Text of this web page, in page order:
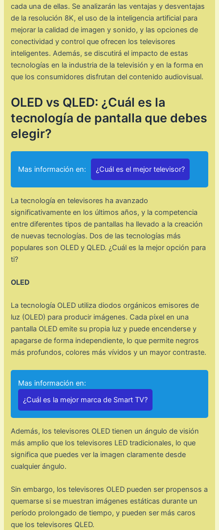
cada una de ellas. Se analizarán las ventajas y desventajas
de la resolución 8K, el uso de la inteligencia artificial para
mejorar la calidad de imagen y sonido, y las opciones de
conectividad y control que ofrecen los televisores
inteligentes. Además, se discutirá el impacto de estas
tecnologías en la industria de la televisión y en la forma en
que los consumidores disfrutan del contenido audiovisual.
OLED vs QLED: ¿Cuál es la
tecnología de pantalla que debes
elegir?
Mas información en: ¿Cuál es el mejor televisor?
La tecnología en televisores ha avanzado
significativamente en los últimos años, y la competencia
entre diferentes tipos de pantallas ha llevado a la creación
de nuevas tecnologías. Dos de las tecnologías más
populares son OLED y QLED. ¿Cuál es la mejor opción para
ti?
OLED
La tecnología OLED utiliza diodos orgánicos emisores de
luz (OLED) para producir imágenes. Cada píxel en una
pantalla OLED emite su propia luz y puede encenderse y
apagarse de forma independiente, lo que permite negros
más profundos, colores más vívidos y un mayor contraste.
Mas información en:
¿Cuál es la mejor marca de Smart TV?
Además, los televisores OLED tienen un ángulo de visión
más amplio que los televisores LED tradicionales, lo que
significa que puedes ver la imagen claramente desde
cualquier ángulo.
Sin embargo, los televisores OLED pueden ser propensos a
quemarse si se muestran imágenes estáticas durante un
período prolongado de tiempo, y pueden ser más caros
que los televisores QLED.